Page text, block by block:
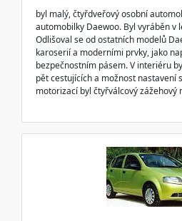
byl malý, čtyřdveřový osobní
automobilky Daewoo. Byl vyráběn v
Odlišoval se od ostatních modelů
karoserií a moderními prvky, jako
bezpečnostním pásem. V interiéru
pět cestujících a možnost nastavení
motorizací byl čtyřválcový